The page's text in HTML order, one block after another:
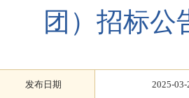
团）招标公
发布日期 2025-03-